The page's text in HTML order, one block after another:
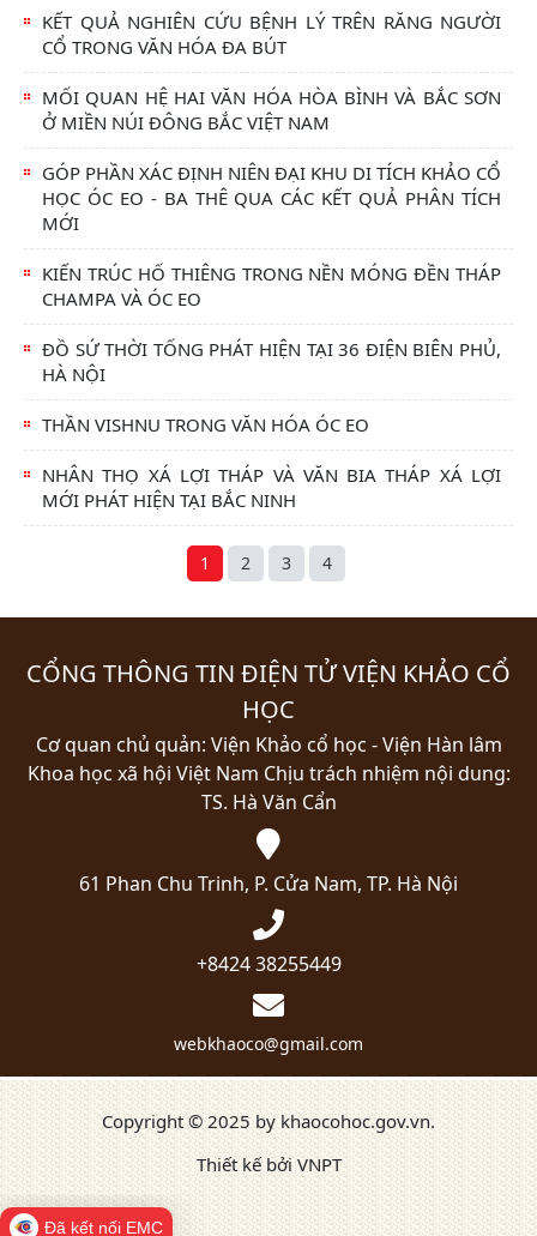
KẾT QUẢ NGHIÊN CỨU BỆNH LÝ TRÊN RĂNG NGƯỜI
CỔ TRONG VĂN HÓA ĐA BÚT
MỐI QUAN HỆ HAI VĂN HÓA HÒA BÌNH VÀ BẮC SƠN
Ở MIỀN NÚI ĐÔNG BẮC VIỆT NAM
GÓP PHẦN XÁC ĐỊNH NIÊN ĐẠI KHU DI TÍCH KHẢO CỔ
HỌC ÓC EO - BA THÊ QUA CÁC KẾT QUẢ PHÂN TÍCH
MỚI
KIẾN TRÚC HỐ THIÊNG TRONG NỀN MÓNG ĐỀN THÁP
CHAMPA VÀ ÓC EO
ĐỒ SỨ THỜI TỐNG PHÁT HIỆN TẠI 36 ĐIỆN BIÊN PHỦ,
HÀ NỘI
THẦN VISHNU TRONG VĂN HÓA ÓC EO
NHÂN THỌ XÁ LỢI THÁP VÀ VĂN BIA THÁP XÁ LỢI
MỚI PHÁT HIỆN TẠI BẮC NINH
1 2 3 4
CỔNG THÔNG TIN ĐIỆN TỬ VIỆN KHẢO CỔ
HỌC
Cơ quan chủ quản: Viện Khảo cổ học - Viện Hàn lâm
Khoa học xã hội Việt Nam Chịu trách nhiệm nội dung:
TS. Hà Văn Cẩn
61 Phan Chu Trinh, P. Cửa Nam, TP. Hà Nội
+8424 38255449
webkhaoco@gmail.com
Copyright © 2025 by khaocohoc.gov.vn.
Thiết kế bởi VNPT
Đã kết nối EMC